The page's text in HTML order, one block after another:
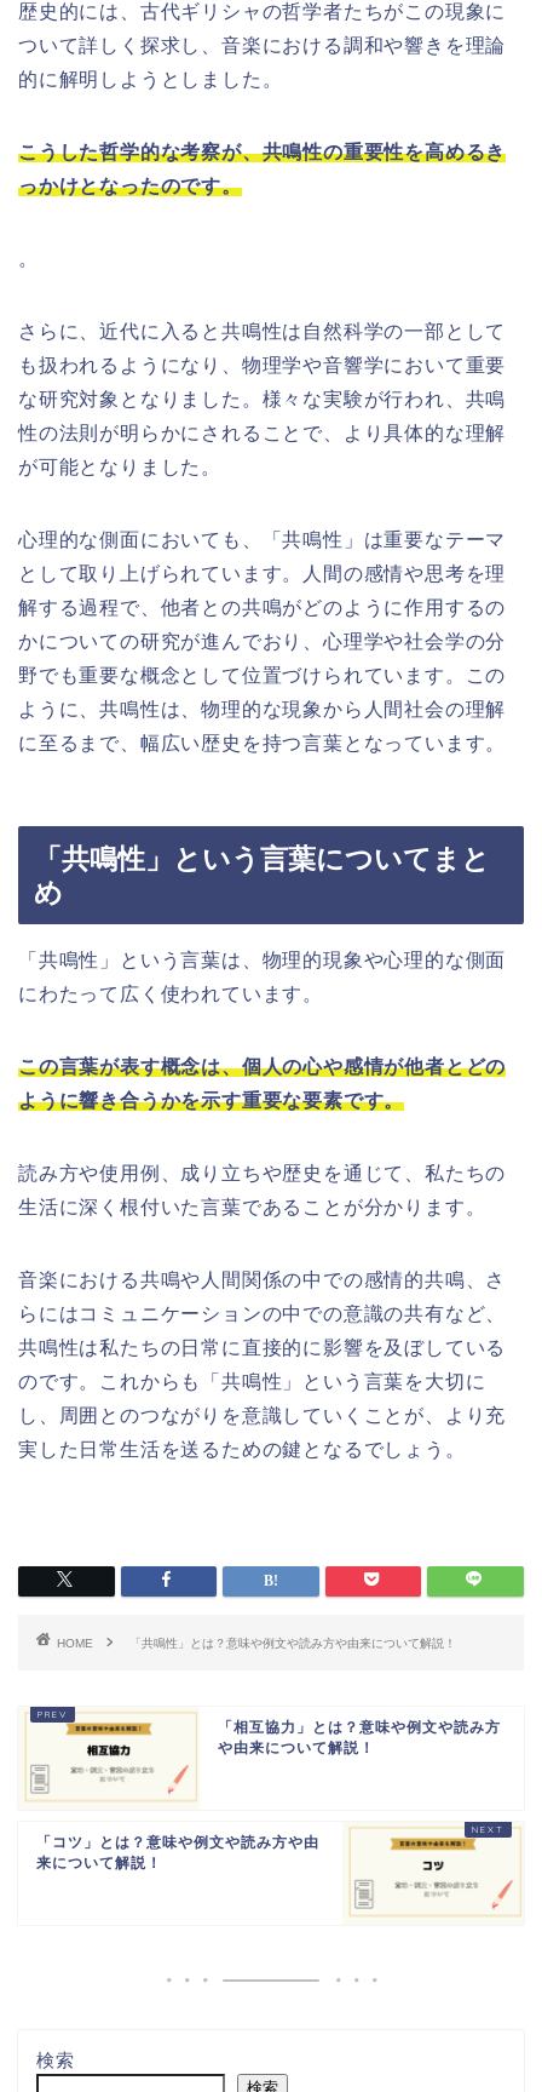
歴史的には、古代ギリシャの哲学者たちがこの現象に
ついて詳しく探求し、音楽における調和や響きを理論
的に解明しようとしました。
こうした哲学的な考察が、共鳴性の重要性を高めるき
っかけとなったのです。
。
さらに、近代に入ると共鳴性は自然科学の一部として
も扱われるようになり、物理学や音響学において重要
な研究対象となりました。様々な実験が行われ、共鳴
性の法則が明らかにされることで、より具体的な理解
が可能となりました。
心理的な側面においても、「共鳴性」は重要なテーマ
として取り上げられています。人間の感情や思考を理
解する過程で、他者との共鳴がどのように作用するの
かについての研究が進んでおり、心理学や社会学の分
野でも重要な概念として位置づけられています。この
ように、共鳴性は、物理的な現象から人間社会の理解
に至るまで、幅広い歴史を持つ言葉となっています。
「共鳴性」という言葉についてまと
め
「共鳴性」という言葉は、物理的現象や心理的な側面
にわたって広く使われています。
この言葉が表す概念は、個人の心や感情が他者とどの
ように響き合うかを示す重要な要素です。
読み方や使用例、成り立ちや歴史を通じて、私たちの
生活に深く根付いた言葉であることが分かります。
音楽における共鳴や人間関係の中での感情的共鳴、さ
らにはコミュニケーションの中での意識の共有など、
共鳴性は私たちの日常に直接的に影響を及ぼしている
のです。これからも「共鳴性」という言葉を大切に
し、周囲とのつながりを意識していくことが、より充
実した日常生活を送るための鍵となるでしょう。
HOME 「共鳴性」とは？意味や例文や読み方や由来について解説！
「相互協力」とは？意味や例文や読み方
や由来について解説！
「コツ」とは？意味や例文や読み方や由
来について解説！
検索
検索